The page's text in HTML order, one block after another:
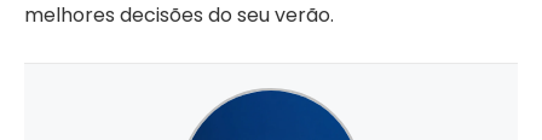
melhores decisões do seu verão.